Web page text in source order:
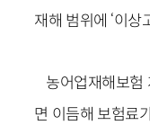
재해 범위에 ‘이상
농어업재해보험
면 이듬해 보험료